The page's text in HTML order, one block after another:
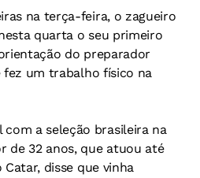
na terça-feira, o zagueiro
quarta o seu primeiro
do preparador
fez um trabalho físico na
com a seleção brasileira na
de 32 anos, que atuou até
disse que vinha